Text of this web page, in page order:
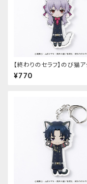
【終わりのセラフ】のび猫ア
ルキーホルダー（柊シノア）
¥770